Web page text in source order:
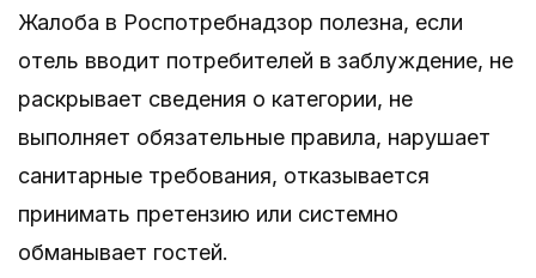
Жалоба в Роспотребнадзор полезна, если
отель вводит потребителей в заблуждение, не
раскрывает сведения о категории, не
выполняет обязательные правила, нарушает
санитарные требования, отказывается
принимать претензию или системно
обманывает гостей.